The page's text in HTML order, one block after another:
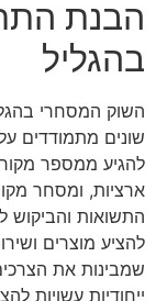
הבנת
בהגליל
השוק המסחרי
שונים מתמודדים
להגיע ממספר
ארציות, ומסחר
התשואות והביקוש
להציע מוצרים
שמבינות את
ייחודיות עשויות